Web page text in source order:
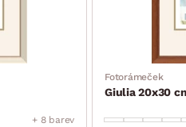
+ 8 barev
Fotorámeček
Giulia 20x30